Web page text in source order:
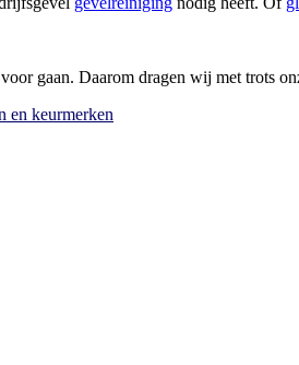
gaan. Daarom dragen wij met trots
en keurmerken